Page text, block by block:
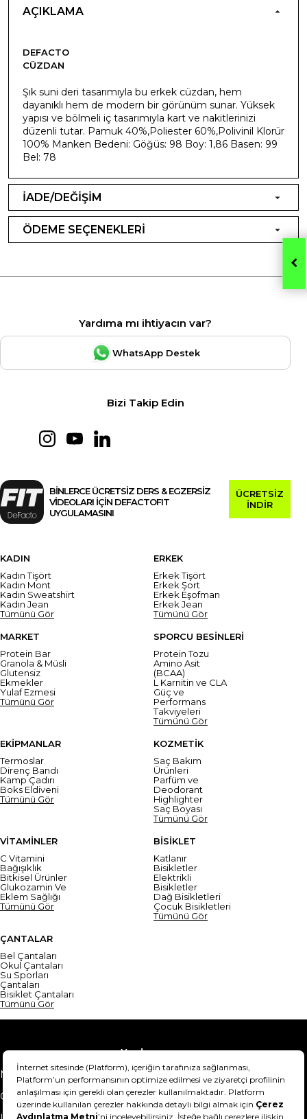
AÇIKLAMA
DEFACTO
CÜZDAN
Şık suni deri tasarımıyla bu erkek cüzdan, hem
dayanıklı hem de modern bir görünüm sunar. Yüksek
yapısı ve bölmeli iç tasarımıyla kart ve nakitlerinizi
düzenli tutar. Pamuk 40%,Poliester 60%,Polivinil Klorür
100% Manken Bedeni: Göğüs: 98 Boy: 1,86 Basen: 99
Bel: 78
İADE/DEĞİŞİM
ÖDEME SEÇENEKLERİ
Yardıma mı ihtiyacın var?
WhatsApp Destek
Bizi Takip Edin
BİNLERCE ÜCRETSİZ DERS & EGZERSİZ
VİDEOLARI İÇİN DEFACTOFIT
UYGULAMASINI
ÜCRETSİZ
İNDİR
KADIN
Kadın Tişört
Kadın Mont
Kadın Sweatshirt
Kadın Jean
Tümünü Gör
ERKEK
Erkek Tişört
Erkek Şort
Erkek Eşofman
Erkek Jean
Tümünü Gör
MARKET
Protein Bar
Granola & Müsli
Glutensiz
Ekmekler
Yulaf Ezmesi
Tümünü Gör
SPORCU BESİNLERİ
Protein Tozu
Amino Asit
(BCAA)
L Karnitin ve CLA
Güç ve
Performans
Takviyeleri
Tümünü Gör
EKİPMANLAR
Termoslar
Direnç Bandı
Kamp Çadırı
Boks Eldiveni
Tümünü Gör
KOZMETİK
Saç Bakım
Ürünleri
Parfüm ve
Deodorant
Highlighter
Saç Boyası
Tümünü Gör
VİTAMİNLER
C Vitamini
Bağışıklık
Bitkisel Ürünler
Glukozamin Ve
Eklem Sağlığı
Tümünü Gör
BİSİKLET
Katlanır
Bisikletler
Elektrikli
Bisikletler
Dağ Bisikletleri
Çocuk Bisikletleri
Tümünü Gör
ÇANTALAR
Bel Çantaları
Okul Çantaları
Su Sporları
Çantaları
Bisiklet Çantaları
Tümünü Gör
Yardım
Mesafeli Satış Sözleşmesi
Teslimat Bilgisi
Gizlilik Sözleşmesi
Şartlar & Koşullar